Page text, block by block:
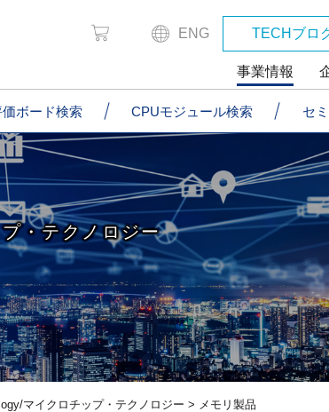
事業情報
ENG TECHブロ
ボード検索 CPUモジュール検索 セ
マイクロチップ・テクノロジー > メモリ製品
・テクノロジー